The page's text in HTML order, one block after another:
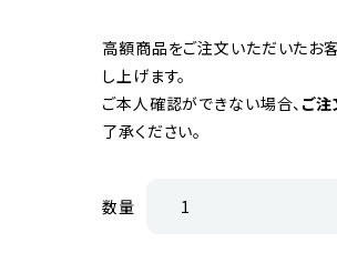
高額商品をご注文いただいたお
し上げます。
ご本人確認ができない場合、 ご注
了承ください。
数量